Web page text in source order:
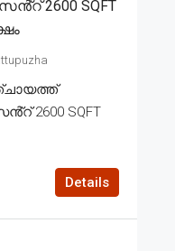
2600 SQFT
2600 SQFT
Details